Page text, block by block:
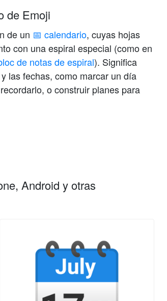
de Emoji
de un 📅 calendario, cuyas hojas
con una espiral especial (como en
de notas de espiral). Significa
las fechas, como marcar un día
o construir planes para
Android y otras